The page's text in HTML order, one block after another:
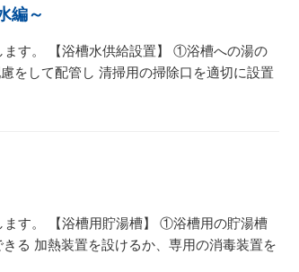
編～
す。 【浴槽水供給設置】 ①浴槽への湯の
をして配管し 清掃用の掃除口を適切に設置
す。 【浴槽用貯湯槽】 ①浴槽用の貯湯槽
る 加熱装置を設けるか、専用の消毒装置を